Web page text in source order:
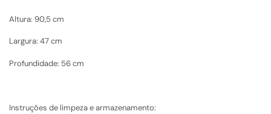
Altura: 90,5 cm
Largura: 47 cm
Profundidade: 56 cm
Instruções de limpeza e armazenamento: